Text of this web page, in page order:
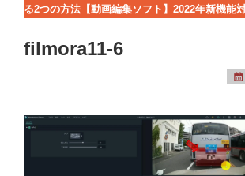
る2つの方法【動画編集ソフト】2022年新機能
filmora11-6